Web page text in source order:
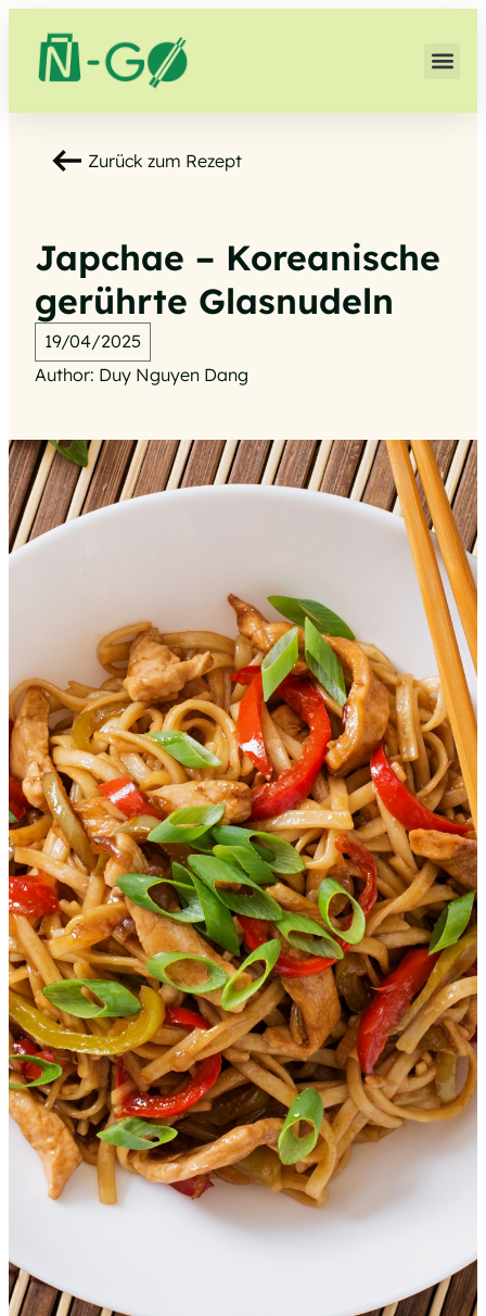
Zurück zum Rezept
19/04/2025
Author: Duy Nguyen Dang
Japchae – Koreanische
gerührte Glasnudeln